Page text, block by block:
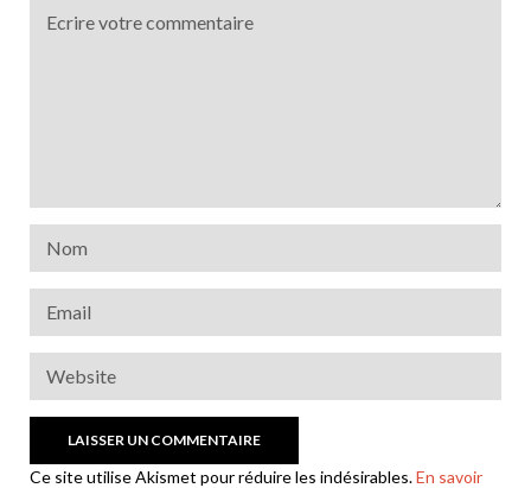
Ce site utilise Akismet pour réduire les indésirables.En savoir